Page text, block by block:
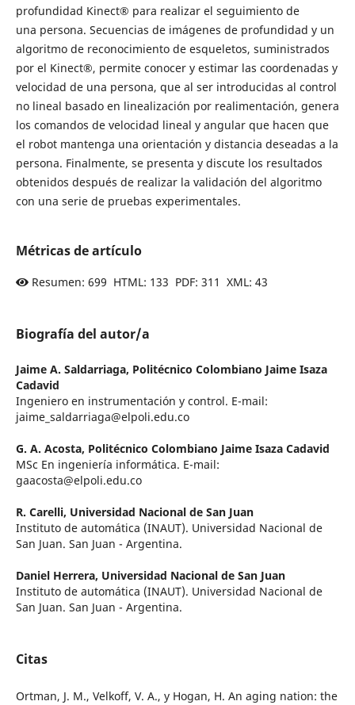
profundidad Kinect® para realizar el seguimiento de
una persona. Secuencias de imágenes de profundidad y un
algoritmo de reconocimiento de esqueletos, suministrados
por el Kinect®, permite conocer y estimar las coordenadas y
velocidad de una persona, que al ser introducidas al control
no lineal basado en linealización por realimentación, genera
los comandos de velocidad lineal y angular que hacen que
el robot mantenga una orientación y distancia deseadas a la
persona. Finalmente, se presenta y discute los resultados
obtenidos después de realizar la validación del algoritmo
con una serie de pruebas experimentales.
Métricas de artículo
Resumen: 699 HTML: 133 PDF: 311 XML: 43
Biografía del autor/a
Jaime A. Saldarriaga, Politécnico Colombiano Jaime Isaza
Cadavid
Ingeniero en instrumentación y control. E-mail:
jaime_saldarriaga@elpoli.edu.co
G. A. Acosta, Politécnico Colombiano Jaime Isaza Cadavid
MSc En ingeniería informática. E-mail:
gaacosta@elpoli.edu.co
R. Carelli, Universidad Nacional de San Juan
Instituto de automática (INAUT). Universidad Nacional de
San Juan. San Juan - Argentina.
Daniel Herrera, Universidad Nacional de San Juan
Instituto de automática (INAUT). Universidad Nacional de
San Juan. San Juan - Argentina.
Citas
Ortman, J. M., Velkoff, V. A., y Hogan, H. An aging nation: the